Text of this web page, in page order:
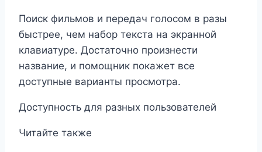
Поиск фильмов и передач голосом в разы
быстрее, чем набор текста на экранной
клавиатуре. Достаточно произнести
название, и помощник покажет все
доступные варианты просмотра.
Доступность для разных пользователей
Читайте также